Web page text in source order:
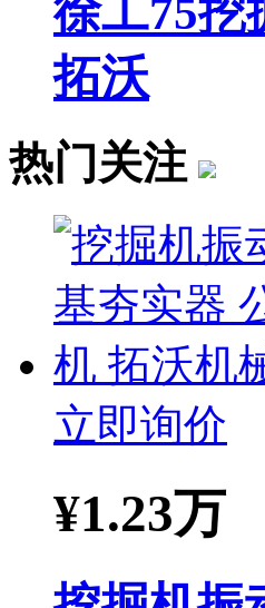
徐工75挖
拓沃
热门关注
立即询价
¥1.23万